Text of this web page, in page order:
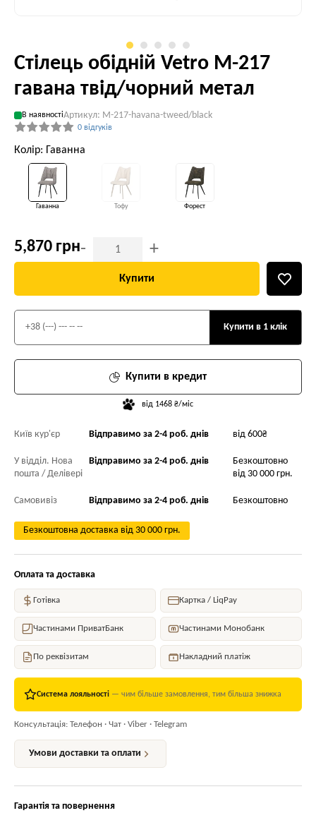
Стілець обідній Vetro M-217
гавана твід/чорний метал
В наявностіАртикул: M-217-havana-tweed/black
0 відгуків
Колір: Гаванна
Гаванна Тофу Форест
5,870 грн- +
Купити
Купити в кредит
від 1468 ₴/міс
Купити в 1 клік
Київ кур'єр Відправимо за 2-4 роб. днів від 600₴
У відділ. Нова
пошта / Делівері
Відправимо за 2-4 роб. днів
Безкоштовно
від 30 000 грн.
Самовивіз Відправимо за 2-4 роб. днів Безкоштовно
Безкоштовна доставка від 30 000 грн.
Оплата та доставка
Готівка Картка / LiqPay
Частинами ПриватБанк Частинами Монобанк
По реквізитам Накладний платіж
Система лояльності — чим більше замовлення, тим більша знижка
Консультація: Телефон · Чат · Viber · Telegram
Умови доставки та оплати
Гарантія та повернення